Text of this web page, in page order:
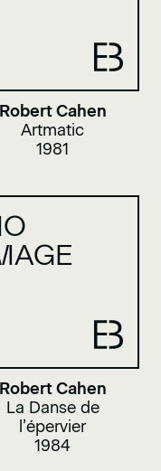
Robert Cahen
Artmatic
1981
Robert Cahen
La Danse de
l’épervier
1984